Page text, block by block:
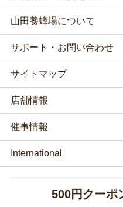
山田養蜂場について
サポート・お問い合わせ
サイトマップ
店舗情報
催事情報
International
500円クーポ